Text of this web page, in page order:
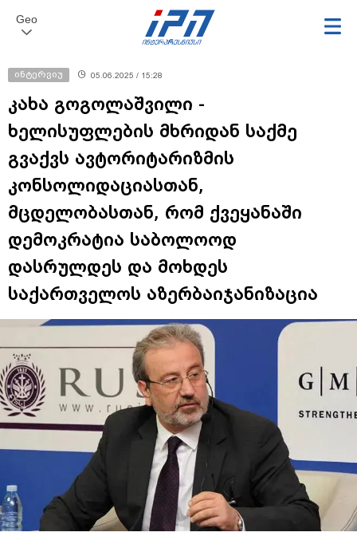
Geo
ინტერვიუ 05.06.2025 / 15:28
კახა გოგოლაშვილი -
ხელისუფლების მხრიდან საქმე
გვაქვს ავტორიტარიზმის
კონსოლიდაციასთან,
მცდელობასთან, რომ ქვეყანაში
დემოკრატია საბოლოოდ
დასრულდეს და მოხდეს
საქართველოს აზერბაიჯანიზაცია